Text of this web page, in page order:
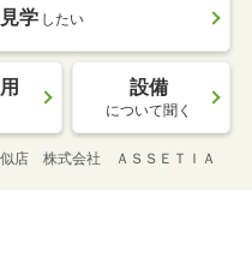
学 したい
設備
について聞く
似店 株式会社 ＡＳＳＥＴＩＡ